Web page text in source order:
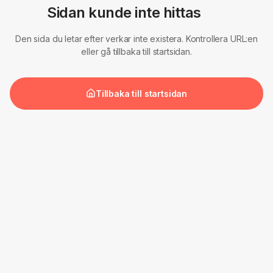
Sidan kunde inte hittas
Den sida du letar efter verkar inte existera. Kontrollera URL:en
eller gå tillbaka till startsidan.
Tillbaka till startsidan